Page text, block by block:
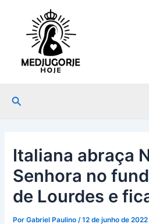
conteúdo
Pesquisar
Italiana abraça
Senhora no
de Lourdes e
PorGabriel Paulino/12 de junho de 2022
navigation